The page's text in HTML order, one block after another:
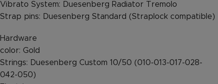
Vibrato System: Duesenberg Radiator Tremolo
Strap pins: Duesenberg Standard (Straplock compatible)
Hardware
color: Gold
Strings: Duesenberg Custom 10/50 (010-013-017-028-
042-050)